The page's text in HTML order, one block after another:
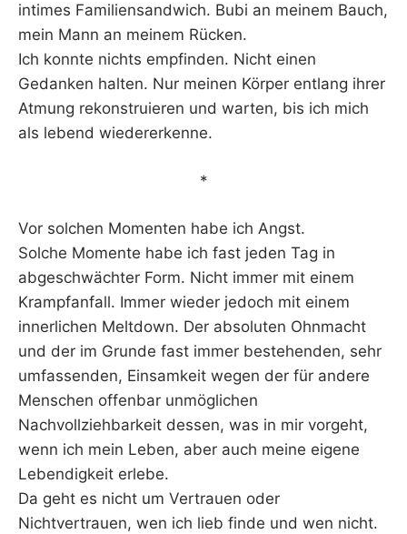
intimes Familiensandwich. Bubi an meinem Bauch,
mein Mann an meinem Rücken.
Ich konnte nichts empfinden. Nicht einen
Gedanken halten. Nur meinen Körper entlang ihrer
Atmung rekonstruieren und warten, bis ich mich
als lebend wiedererkenne.
*
Vor solchen Momenten habe ich Angst.
Solche Momente habe ich fast jeden Tag in
abgeschwächter Form. Nicht immer mit einem
Krampfanfall. Immer wieder jedoch mit einem
innerlichen Meltdown. Der absoluten Ohnmacht
und der im Grunde fast immer bestehenden, sehr
umfassenden, Einsamkeit wegen der für andere
Menschen offenbar unmöglichen
Nachvollziehbarkeit dessen, was in mir vorgeht,
wenn ich mein Leben, aber auch meine eigene
Lebendigkeit erlebe.
Da geht es nicht um Vertrauen oder
Nichtvertrauen, wen ich lieb finde und wen nicht.